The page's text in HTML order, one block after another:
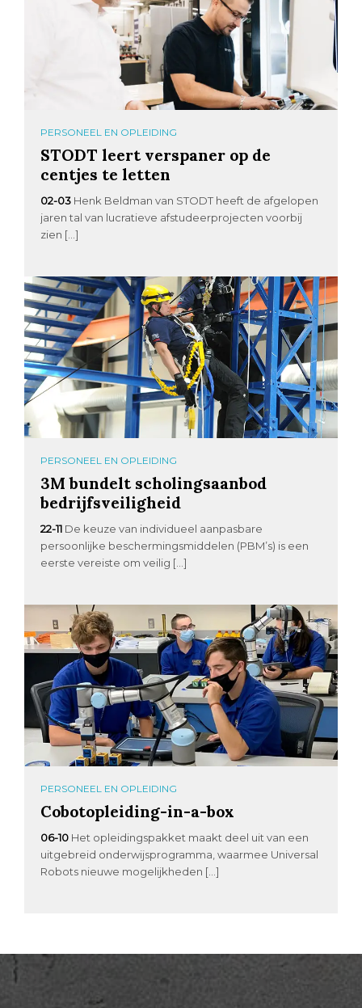
PERSONEEL EN OPLEIDING
STODT leert verspaner op de
centjes te letten
02-03 Henk Beldman van STODT heeft de afgelopen
jaren tal van lucratieve afstudeerprojecten voorbij
zien […]
PERSONEEL EN OPLEIDING
3M bundelt scholingsaanbod
bedrijfsveiligheid
22-11 De keuze van individueel aanpasbare
persoonlijke beschermingsmiddelen (PBM’s) is een
eerste vereiste om veilig […]
PERSONEEL EN OPLEIDING
Cobotopleiding-in-a-box
06-10 Het opleidingspakket maakt deel uit van een
uitgebreid onderwijsprogramma, waarmee Universal
Robots nieuwe mogelijkheden […]